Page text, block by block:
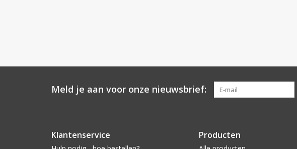
Meld je aan voor onze nieuwsbrief:
Klantenservice Producten